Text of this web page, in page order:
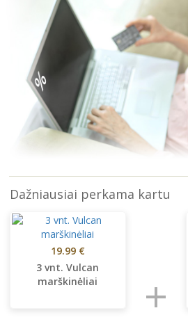
Dažniausiai perkama kartu
19.99 €
3 vnt. Vulcan
marškinėliai
+